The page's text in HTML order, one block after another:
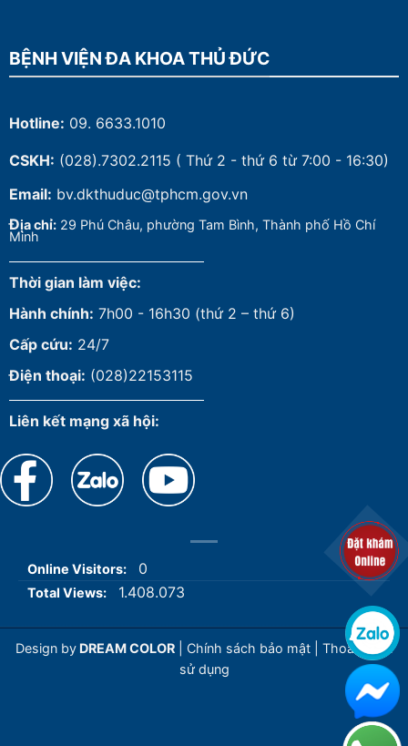
BỆNH VIỆN ĐA KHOA THỦ ĐỨC
Hotline: 09. 6633.1010
CSKH: (028).7302.2115 ( Thứ 2 - thứ 6 từ 7:00 - 16:30)
Email: bv.dkthuduc@tphcm.gov.vn
Địa chỉ: 29 Phú Châu, phường Tam Bình, Thành phố Hồ Chí
Minh
Thời gian làm việc:
Hành chính: 7h00 - 16h30 (thứ 2 – thứ 6)
Cấp cứu: 24/7
Điện thoại: (028)22153115
Liên kết mạng xã hội:
Online Visitors: 0
Total Views: 1.408.073
Design by DREAM COLOR Chính sách bảo mật
Thoả thuận
sử dụng